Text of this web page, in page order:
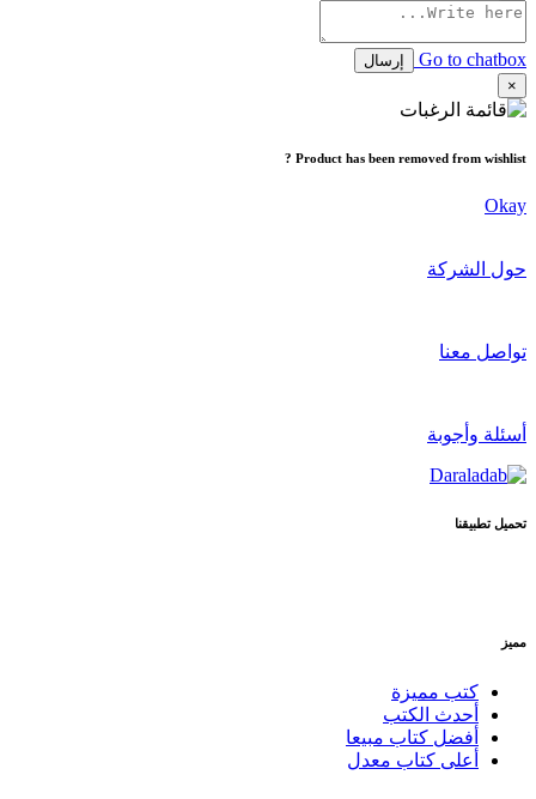
Go to chatbox
إرسال
×
Product has been removed from wishlist ?
Okay
حول الشركة
تواصل معنا
أسئلة وأجوبة
تحميل تطبيقنا
مميز
كتب مميزة
أحدث الكتب
أفضل كتاب مبيعا
أعلى كتاب معدل